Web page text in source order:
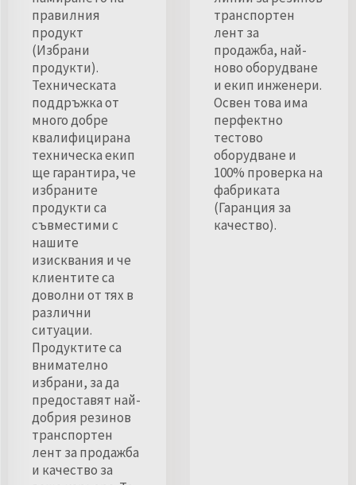
правилния
продукт
(Избрани
продукти).
Техническата
поддръжка от
много добре
квалифицирана
техническа екип
ще гарантира, че
избраните
продукти са
съвместими с
нашите
изисквания и че
клиентите са
доволни от тях в
различни
ситуации.
Продуктите са
внимателно
избрани, за да
предоставят най-
добрия резинов
транспортен
лент за продажба
и качество за
транспортен
лент за
продажба, най-
ново оборудване
и екип инженери.
Освен това има
перфектно
тестово
оборудване и
100% проверка на
фабриката
(Гаранция за
качество).